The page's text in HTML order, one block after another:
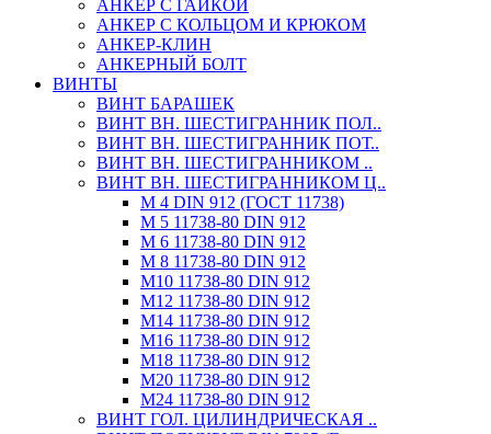
АНКЕР С ГАЙКОЙ
АНКЕР С КОЛЬЦОМ И КРЮКОМ
АНКЕР-КЛИН
АНКЕРНЫЙ БОЛТ
ВИНТЫ
ВИНТ БАРАШЕК
ВИНТ ВН. ШЕСТИГРАННИК ПОЛ..
ВИНТ ВН. ШЕСТИГРАННИК ПОТ..
ВИНТ ВН. ШЕСТИГРАННИКОМ ..
ВИНТ ВН. ШЕСТИГРАННИКОМ Ц..
М 4 DIN 912 (ГОСТ 11738)
М 5 11738-80 DIN 912
М 6 11738-80 DIN 912
М 8 11738-80 DIN 912
М10 11738-80 DIN 912
М12 11738-80 DIN 912
М14 11738-80 DIN 912
М16 11738-80 DIN 912
М18 11738-80 DIN 912
М20 11738-80 DIN 912
М24 11738-80 DIN 912
ВИНТ ГОЛ. ЦИЛИНДРИЧЕСКАЯ ..